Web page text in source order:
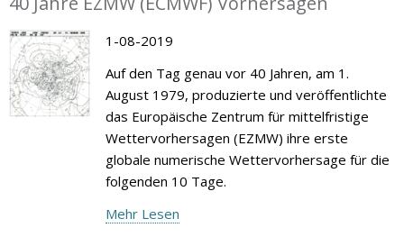
1-08-2019
Auf den Tag genau vor 40 Jahren, am 1.
August 1979, produzierte und veröffentlichte
das Europäische Zentrum für mittelfristige
Wettervorhersagen (EZMW) ihre erste
globale numerische Wettervorhersage für die
folgenden 10 Tage.
Mehr Lesen